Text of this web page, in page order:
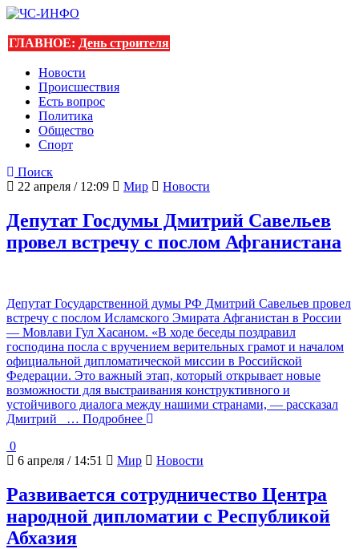
ГЛАВНОЕ: День строителя
Новости
Происшествия
Есть вопрос
Политика
Общество
Спорт
Поиск
22 апреля / 12:09
Мир Новости
Депутат Госдумы Дмитрий Савельев
провел встречу с послом Афганистана
Депутат Государственной думы РФ Дмитрий Савельев провел
встречу с послом Исламского Эмирата Афганистан в России
— Мовлави Гул Хасаном. «В ходе беседы поздравил
господина посла с вручением верительных грамот и началом
официальной дипломатической миссии в Российской
Федерации. Это важный этап, который открывает новые
возможности для выстраивания конструктивного и
устойчивого диалога между нашими странами, — рассказал
Дмитрий
… Подробнее
0
6 апреля / 14:51
Мир Новости
Развивается сотрудничество Центра
народной дипломатии с Республикой
Абхазия